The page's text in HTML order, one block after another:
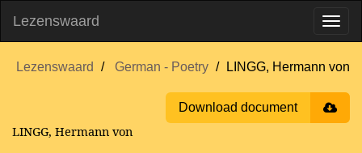
Lezenswaard
Lezenswaard German - Poetry LINGG, Hermann von
Download document
LINGG, Hermann von